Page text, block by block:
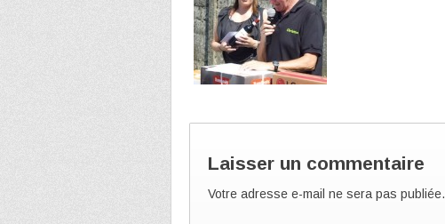
Laisser un commentaire
Votre adresse e-mail ne sera pas publiée.